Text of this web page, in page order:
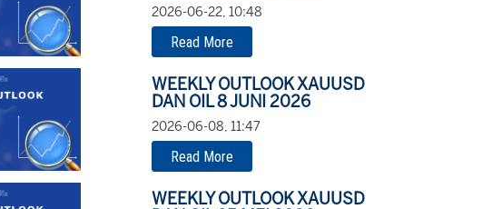
2026-06-22, 10:48
Read More
WEEKLY OUTLOOK XAUUSD
DAN OIL 8 JUNI 2026
2026-06-08, 11:47
Read More
WEEKLY OUTLOOK XAUUSD